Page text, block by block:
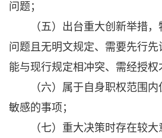
问题；
（五）出台重大创新举措，
问题且无明文规定、需要先行先
能与现行规定相冲突、需经授权
（六）属于自身职权范围内
敏感的事项；
（七）重大决策时存在较大